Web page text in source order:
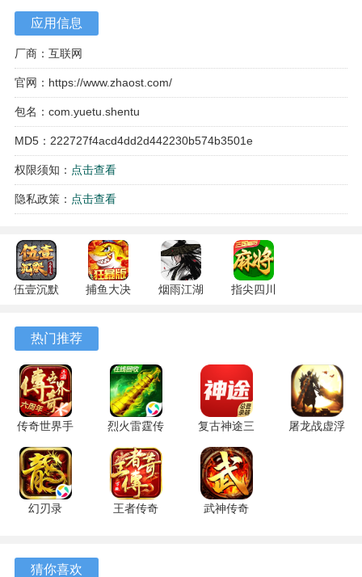
传送至不同地图，与其他玩家一同争夺宝物。
5、玩家们还可以在云城主处接取杀怪任务，完成任务后将获
得一定的金币和经验奖励。
应用信息
厂商：互联网
官网： https://www.zhaost.com/
包名：com.yuetu.shentu
MD5：222727f4acd4dd2d442230b574b3501e
权限须知： 点击查看
隐私政策： 点击查看
伍壹沉默
安卓版
捕鱼大决
122.7.291
烟雨江湖
指尖四川
热门推荐
传奇世界手
游私sf
8.1.1.20 安
卓版
烈火雷霆传
奇 1.0.5 安
卓版
复古神途三
职业
109.166 安
卓版
屠龙战虚浮
幻刃录
王者传奇
武神传奇
猜你喜欢